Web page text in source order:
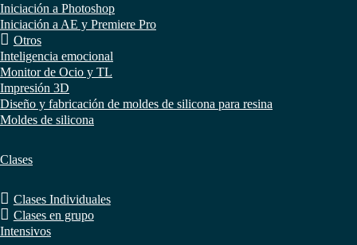
Iniciación a Photoshop
Iniciación a AE y Premiere Pro
Otros
Inteligencia emocional
Monitor de Ocio y TL
Impresión 3D
Diseño y fabricación de moldes de silicona para resina
Moldes de silicona
Clases
Clases Individuales
Clases en grupo
Intensivos